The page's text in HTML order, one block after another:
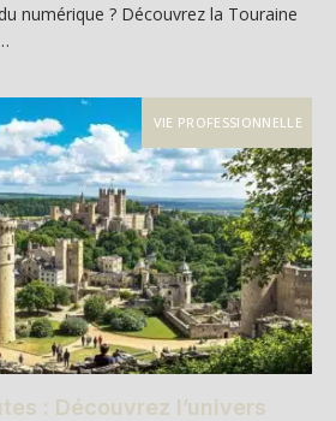
numérique ? Découvrez la Touraine
VIE PROFESSIONNELLE
: Découvrez l’univers